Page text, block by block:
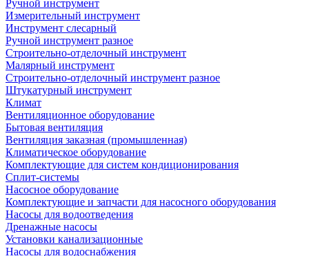
Ручной инструмент
Измерительный инструмент
Инструмент слесарный
Ручной инструмент разное
Строительно-отделочный инструмент
Малярный инструмент
Строительно-отделочный инструмент разное
Штукатурный инструмент
Климат
Вентиляционное оборудование
Бытовая вентиляция
Вентиляция заказная (промышленная)
Климатическое оборудование
Комплектующие для систем кондиционирования
Сплит-системы
Насосное оборудование
Комплектующие и запчасти для насосного оборудования
Насосы для водоотведения
Дренажные насосы
Установки канализационные
Насосы для водоснабжения